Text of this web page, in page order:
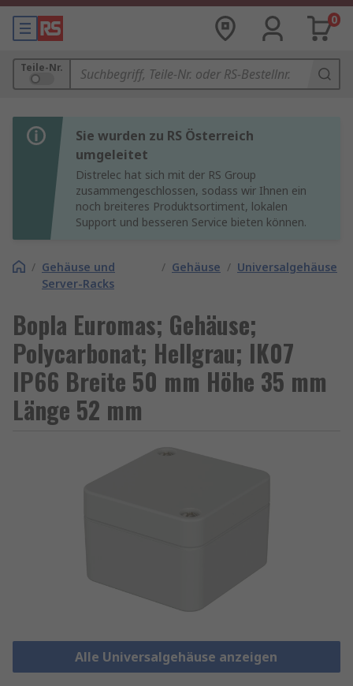
0
Teile-Nr.
Sie wurden zu RS Österreich
umgeleitet
Distrelec hat sich mit der RS Group
zusammengeschlossen, sodass wir Ihnen ein
noch breiteres Produktsortiment, lokalen
Support und besseren Service bieten können.
/ Gehäuse und
Server-Racks
/ Gehäuse / Universalgehäuse
Bopla Euromas; Gehäuse;
Polycarbonat; Hellgrau; IK07
IP66 Breite 50 mm Höhe 35 mm
Länge 52 mm
Alle Universalgehäuse anzeigen